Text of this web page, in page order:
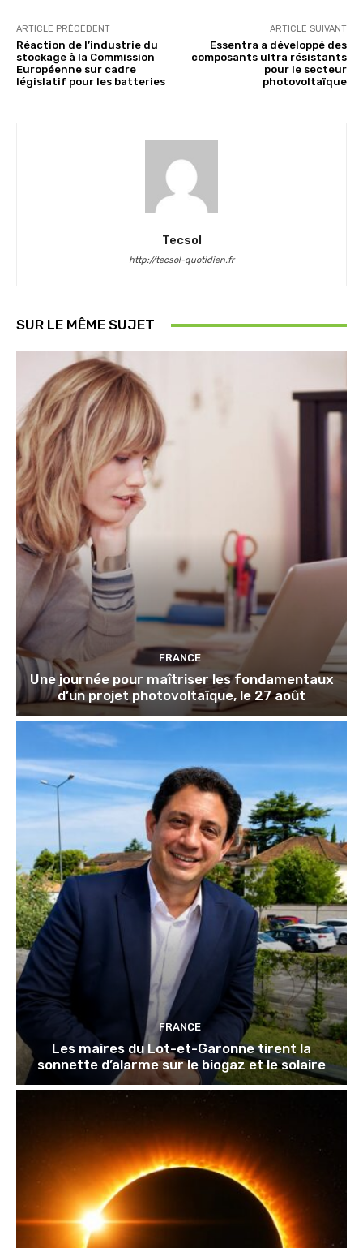
ARTICLE PRÉCÉDENT
Réaction de l’industrie du
stockage à la Commission
Européenne sur cadre
législatif pour les batteries
ARTICLE SUIVANT
Essentra a développé des
composants ultra résistants
pour le secteur
photovoltaïque
Tecsol
http://tecsol-quotidien.fr
SUR LE MÊME SUJET
FRANCE
Une journée pour maîtriser les fondamentaux
d’un projet photovoltaïque, le 27 août
FRANCE
Les maires du Lot-et-Garonne tirent la
sonnette d’alarme sur le biogaz et le solaire